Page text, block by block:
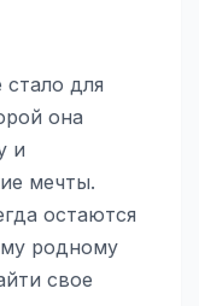
для
она
и
мечты.
остаются
родному
свое